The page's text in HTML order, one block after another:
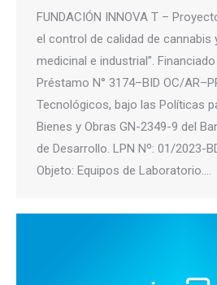
FUNDACIÓN INNOVA T –
el control de calidad de cannabis
medicinal e industrial”.
Préstamo N° 3174–BID OC/
Tecnológicos, bajo las Políticas
Bienes y Obras GN-2349-9 del
de Desarrollo. LPN Nº: 01/2023-
Objeto: Equipos de Laboratorio.…